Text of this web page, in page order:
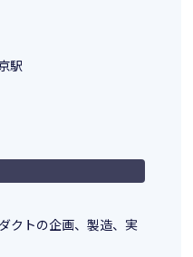
駅
クトの企画、製造、実